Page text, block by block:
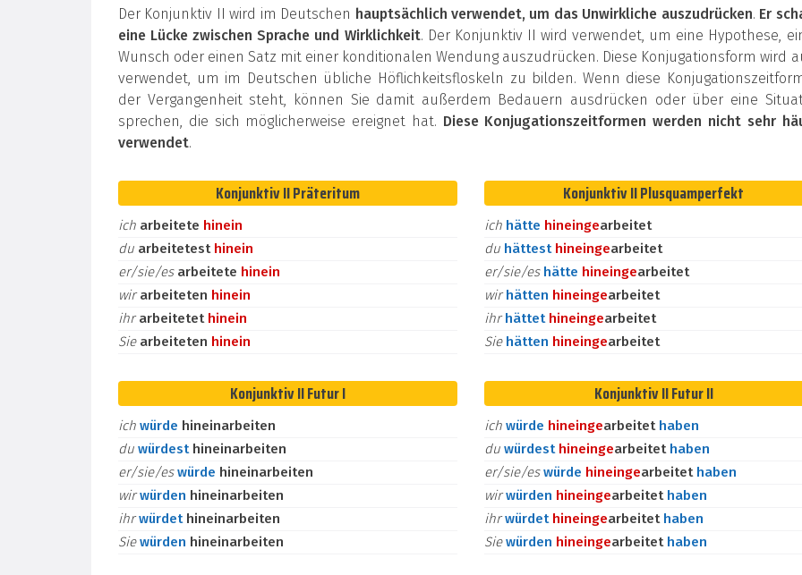
Der Konjunktiv II wird im Deutschen hauptsächlich verwendet, um das Unwirkliche auszudrücken. Er
eine Lücke zwischen Sprache und Wirklichkeit. Der Konjunktiv II wird verwendet, um eine Hypothese,
Wunsch oder einen Satz mit einer konditionalen Wendung auszudrücken. Diese Konjugationsform wird
verwendet, um im Deutschen übliche Höflichkeitsfloskeln zu bilden. Wenn diese
der Vergangenheit steht, können Sie damit außerdem Bedauern ausdrücken oder über eine
sprechen, die sich möglicherweise ereignet hat. Diese Konjugationszeitformen werden nicht sehr
verwendet.
Konjunktiv II Präteritum
ich arbeitete hinein
du arbeitetest hinein
er/sie/es arbeitete hinein
wirarbeiteten hinein
ihrarbeitetet hinein
Sie arbeiteten hinein
Konjunktiv II Plusquamperfekt
ich hätte hineingearbeitet
du hättest hineingearbeitet
er/sie/es hätte hineingearbeitet
wirhätten hineingearbeitet
ihrhättet hineingearbeitet
Sie hätten hineingearbeitet
Konjunktiv II Futur I
ich würde hineinarbeiten
du würdest hineinarbeiten
er/sie/eswürde hineinarbeiten
wirwürden hineinarbeiten
ihrwürdet hineinarbeiten
Siewürden hineinarbeiten
Konjunktiv II Futur II
ich würde hineingearbeitet haben
du würdest hineingearbeitet haben
er/sie/eswürde hineingearbeitet haben
wirwürden hineingearbeitet haben
ihrwürdet hineingearbeitet haben
Siewürden hineingearbeitet haben